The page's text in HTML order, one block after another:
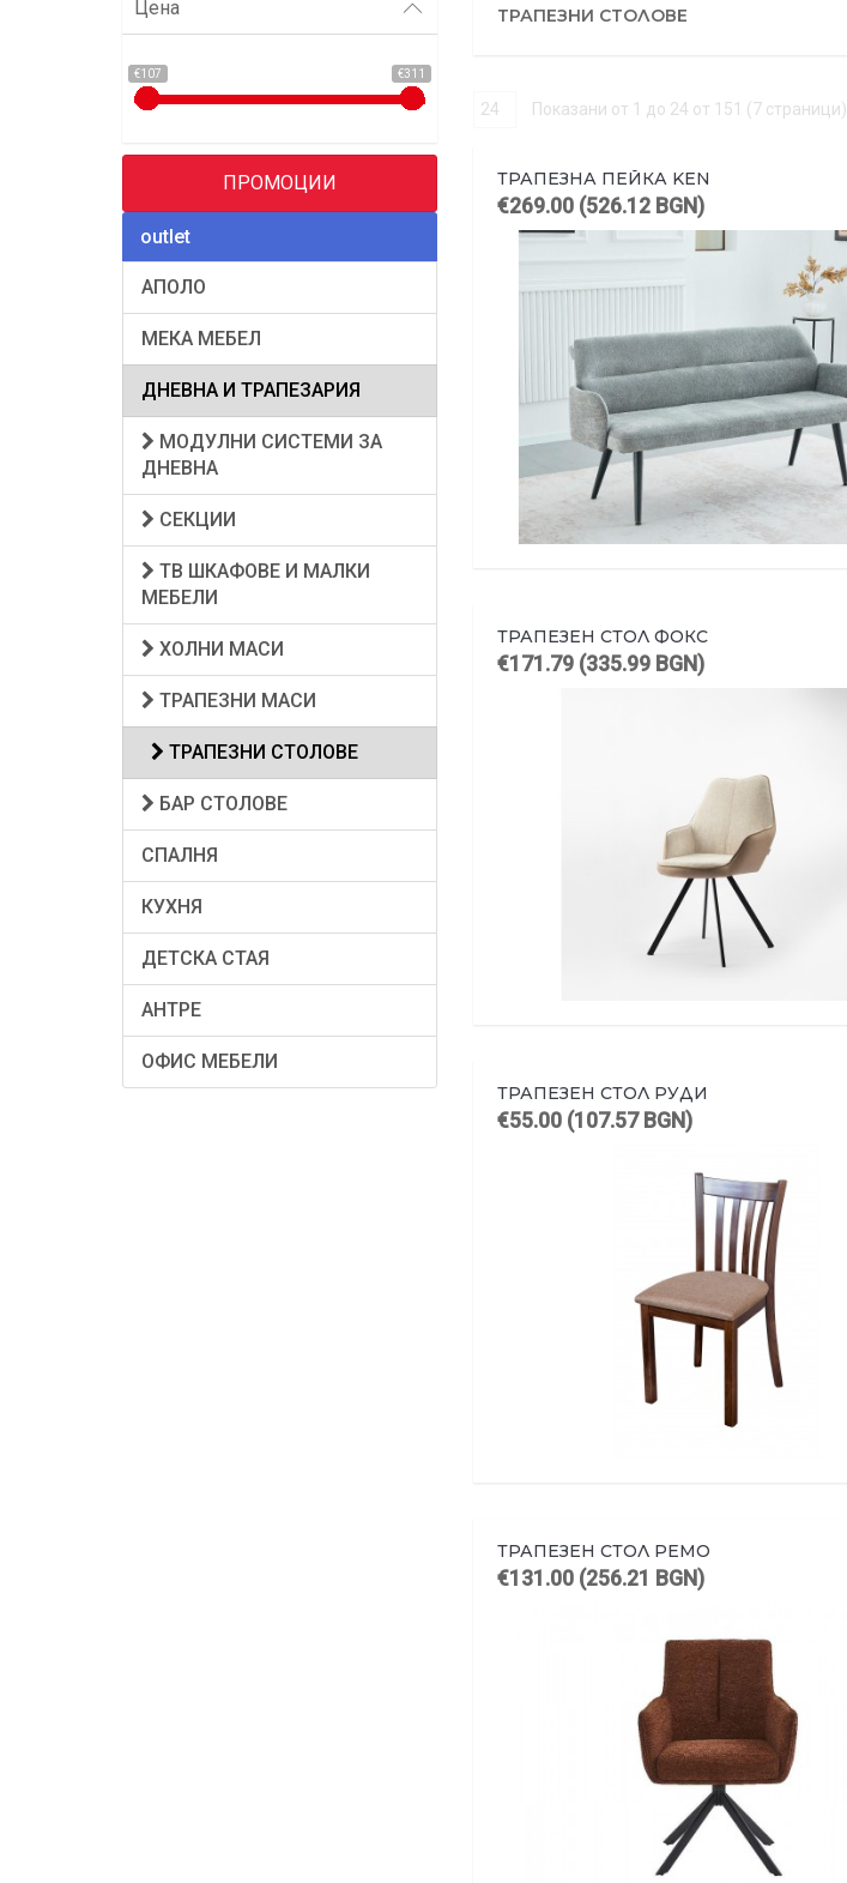
Цена
€107 €311
ПРОМОЦИИ
outlet
АПОЛО
МЕКА МЕБЕЛ
ДНЕВНА И ТРАПЕЗАРИЯ
МОДУЛНИ СИСТЕМИ ЗА
ДНЕВНА
СЕКЦИИ
ТВ ШКАФОВЕ И МАЛКИ
МЕБЕЛИ
ХОЛНИ МАСИ
ТРАПЕЗНИ МАСИ
ТРАПЕЗНИ СТОЛОВЕ
БАР СТОЛОВЕ
СПАЛНЯ
КУХНЯ
ДЕТСКА СТАЯ
АНТРЕ
ОФИС МЕБЕЛИ
ТРАПЕЗНИ СТОЛОВЕ
Показани от 1 до 24 от 151 (7 страници)
ТРАПЕЗНА ПЕЙКА KEN
€269.00 (526.12 BGN)
ТРАПЕЗЕН СТОЛ ФОКС
€171.79 (335.99 BGN)
ТРАПЕЗЕН СТОЛ РУДИ
€55.00 (107.57 BGN)
ТРАПЕЗЕН СТОЛ РЕМО
€131.00 (256.21 BGN)